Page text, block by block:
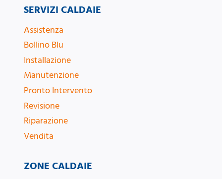
SERVIZI CALDAIE
Assistenza
Bollino Blu
Installazione
Manutenzione
Pronto Intervento
Revisione
Riparazione
Vendita
ZONE CALDAIE